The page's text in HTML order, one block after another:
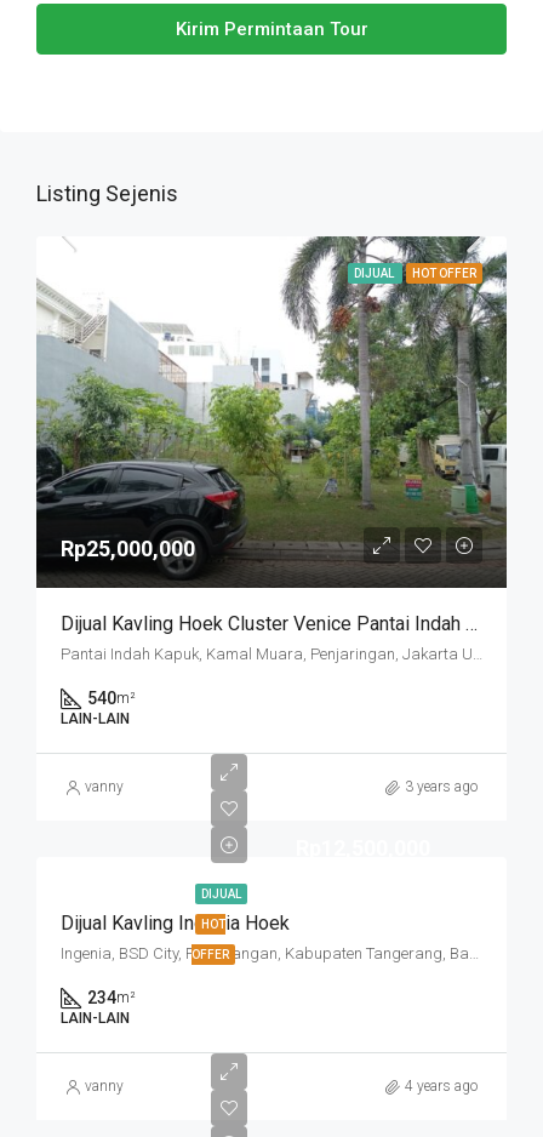
Kirim Permintaan Tour
Listing Sejenis
DIJUAL HOT OFFER
Rp25,000,000
Dijual Kavling Hoek Cluster Venice Pantai Indah Kapuk
Pantai Indah Kapuk, Kamal Muara, Penjaringan, Jakarta Utara, Daerah Khusus Ibukota Jakarta, 14470, Indonesia
540m²
LAIN-LAIN
vanny 3 years ago
DIJUAL
HOT
OFFER
Dijual Kavling Ingenia Hoek
Ingenia, BSD City, Pagedangan, Kabupaten Tangerang, Banten, Indonesia
234m²
LAIN-LAIN
vanny 4 years ago